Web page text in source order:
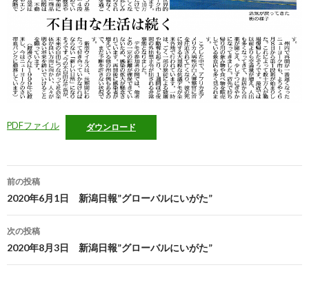
PDFファイル ダウンロード
投
稿
ナ
ビ
ゲ
前の投稿
2020年6月1日 新潟日報”グローバルにいがた”
次の投稿
2020年8月3日 新潟日報”グローバルにいがた”